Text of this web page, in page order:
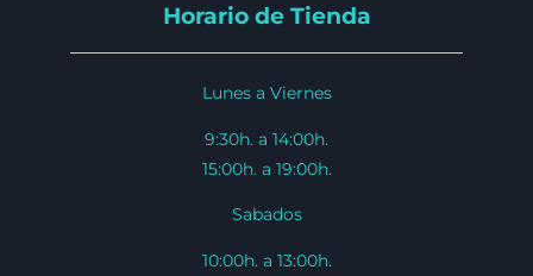
Horario de Tienda
Lunes a Viernes
9:30h. a 14:00h.
15:00h. a 19:00h.
Sabados
10:00h. a 13:00h.